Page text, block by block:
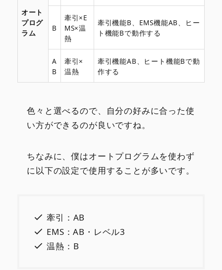
オート
プログ
ラム
B
牽引×E
MS×温
熱
牽引機能B、EMS機能AB、ヒー
ト機能Bで動作する
A
B
牽引×
温熱
牽引機能AB、ヒート機能Bで動
作する
色々と選べるので、自分の好みに合った使
い方ができるのが良いですね。
ちなみに、僕はオートプログラムを使わず
に以下の設定で使用することが多いです。
牽引：AB
EMS：AB・レベル3
温熱：B